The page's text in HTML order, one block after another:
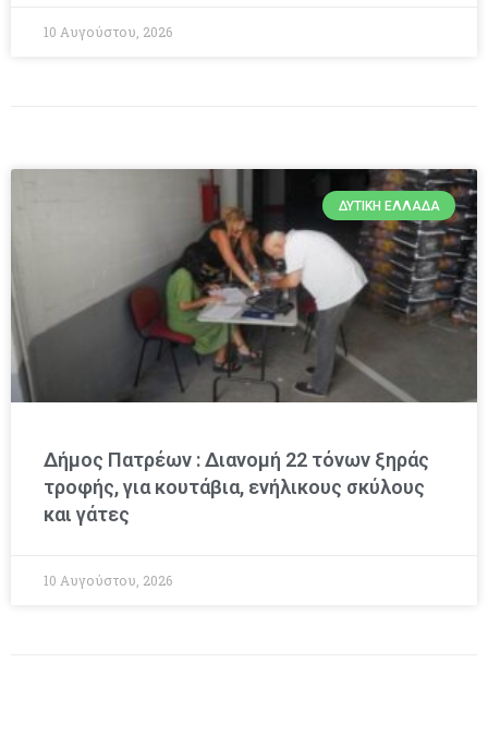
10 Αυγούστου, 2026
ΔΥΤΙΚΉ ΕΛΛΆΔΑ
Δήμος Πατρέων : Διανομή 22 τόνων ξηράς
τροφής, για κουτάβια, ενήλικους σκύλους
και γάτες
10 Αυγούστου, 2026